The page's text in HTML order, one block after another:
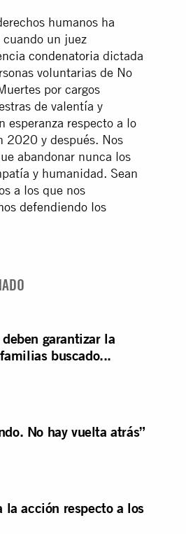
humanos ha
un juez
condenatoria dictada
voluntarias de No
por cargos
de valentía y
esperanza respecto a lo
2020 y después. Nos
abandonar nunca los
y humanidad. Sean
a los que nos
defendiendo los
garantizar la
buscado...
No hay vuelta atrás”
la acción respecto a los